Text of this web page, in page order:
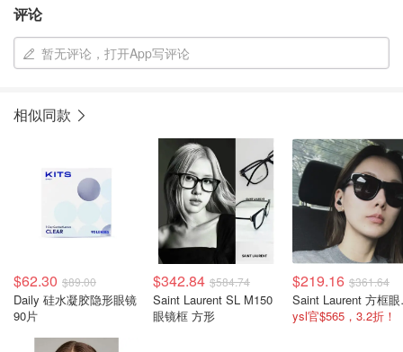
评论
暂无评论，打开App写评论
相似同款
$62.30 $89.00
Daily 硅水凝胶隐形眼镜
90片
$342.84 $584.74
Saint Laurent SL M150
眼镜框 方形
$219.16 $361.64
ysl官$565，3.2折！